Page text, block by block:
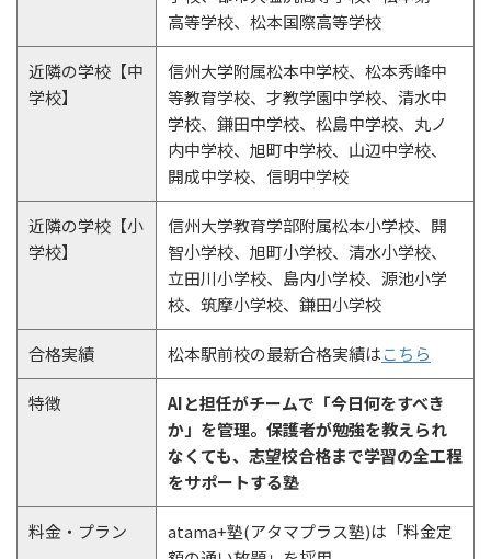
高等学校、松本国際高等学校
近隣の学校【中
学校】
信州大学附属松本中学校、松本秀峰中
等教育学校、才教学園中学校、清水中
学校、鎌田中学校、松島中学校、丸ノ
内中学校、旭町中学校、山辺中学校、
開成中学校、信明中学校
近隣の学校【小
学校】
信州大学教育学部附属松本小学校、開
智小学校、旭町小学校、清水小学校、
立田川小学校、島内小学校、源池小学
校、筑摩小学校、鎌田小学校
合格実績 松本駅前校の最新合格実績はこちら
特徴
AIと担任がチームで「今日何をすべき
か」を管理。保護者が勉強を教えられ
なくても、志望校合格まで学習の全工程
をサポートする塾
料金・プラン
atama+塾(アタマプラス塾)は「料金定